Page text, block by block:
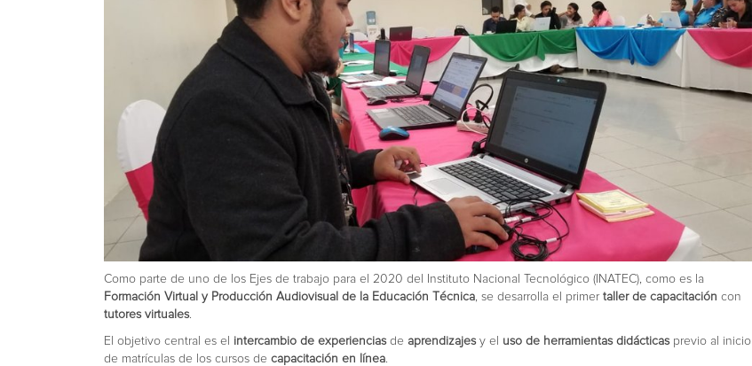
Como parte de uno de los Ejes de trabajo para el 2020 del Instituto Nacional Tecnológico (INATEC), como es la
Formación Virtual y Producción Audiovisual de la Educación Técnica, se desarrolla el primer taller de capacitación con
tutores virtuales.
El objetivo central es el intercambio de experienciasde aprendizajesy el uso de herramientas didácticasprevio al inicio
de matrículas de los cursos de capacitación en línea.